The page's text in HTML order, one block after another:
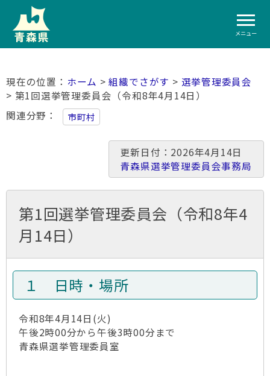
メニュー
ホーム >組織でさがす > 選挙管理委員会
> 第1回選挙管理委員会（令和8年4月14日）
関連分野
市町村
更新日付：2026年4月14日
青森県選挙管理委員会事務局
第1回選挙管理委員会（令和8年4
月14日）
１ 日時・場所
令和8年4月14日(火)
午後2時00分から午後3時00分まで
青森県選挙管理委員室